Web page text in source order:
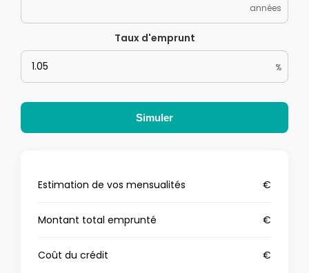
années
Taux d'emprunt
%
Simuler
Estimation de vos mensualités €
Montant total emprunté €
Coût du crédit €